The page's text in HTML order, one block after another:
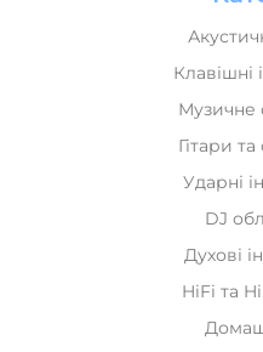
Клавішні
Музичне
Гітари
Ударні
DJ
Духові
HiFi та